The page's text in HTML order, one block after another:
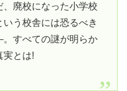
廃校になった小学校
う校舎には恐るべき
すべての謎が明らか
実とは!